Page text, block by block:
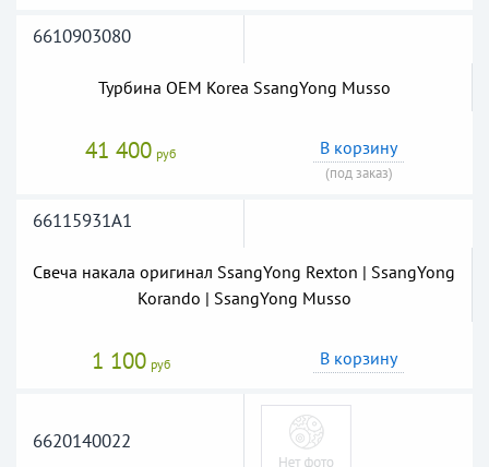
6610903080
Турбина OEM Korea SsangYong Musso
41 400 руб В корзину
(под заказ)
66115931A1
Свеча накала оригинал SsangYong Rexton | SsangYong
Korando | SsangYong Musso
1 100 руб В корзину
6620140022